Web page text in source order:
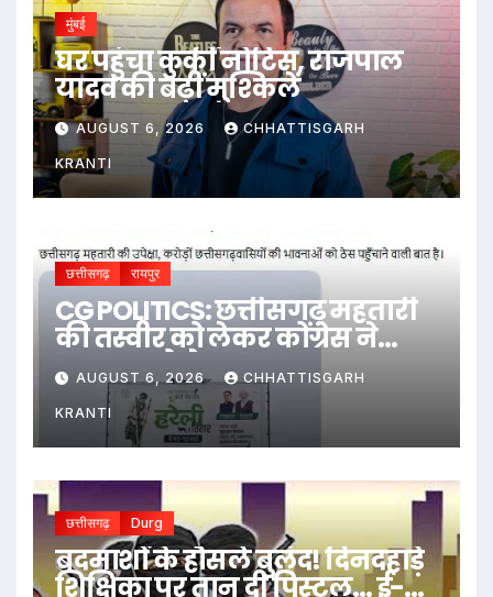
मुंबई
घर पहुंचा कुर्की नोटिस, राजपाल
यादव की बढ़ीं मुश्किलें
AUGUST 6, 2026 CHHATTISGARH
KRANTI
छत्तीसगढ़ रायपुर
CG POLITICS: छत्तीसगढ़ महतारी
की तस्वीर को लेकर कोंग्रेस ने
सरकार को घेरा
AUGUST 6, 2026 CHHATTISGARH
KRANTI
छत्तीसगढ़ Durg
बदमाशों के हौसले बुलंद! दिनदहाड़े
शिक्षिका पर तान दी पिस्टल… ई-